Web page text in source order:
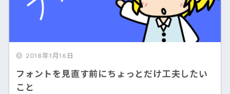
2018年1月16日
フォントを見直す前にちょっとだけ工夫したい
こと